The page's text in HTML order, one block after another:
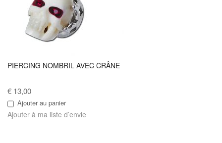
PIERCING NOMBRIL AVEC CRÂNE
€ 13,00
Ajouter au panier
Ajouter à ma liste d’envie